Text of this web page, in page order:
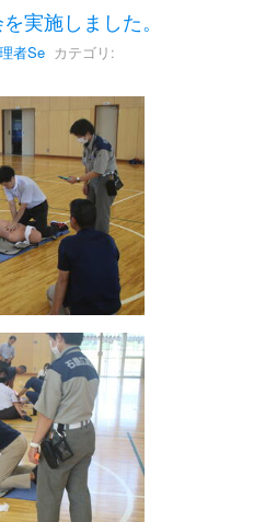
実施しました。
者Se カテゴリ: